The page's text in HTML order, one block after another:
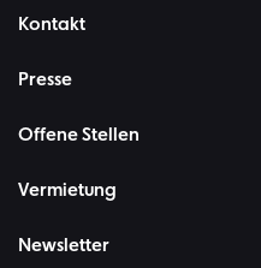
Kontakt
Presse
Offene Stellen
Vermietung
Newsletter